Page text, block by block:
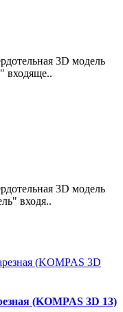
3D модель
входяще..
3D модель
входя..
(KOMPAS 3D 13)